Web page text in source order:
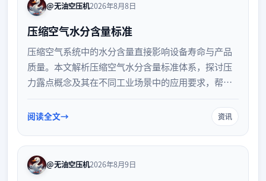
@无油空压机2026年8月8日
压缩空气水分含量标准
压缩空气系统中的水分含量直接影响设备寿命与产品
质量。本文解析压缩空气水分含量标准体系，探讨压
力露点概念及其在不同工业场景中的应用要求，帮助
案与质量控制等级。
阅读全文 资讯
@无油空压机2026年8月9日